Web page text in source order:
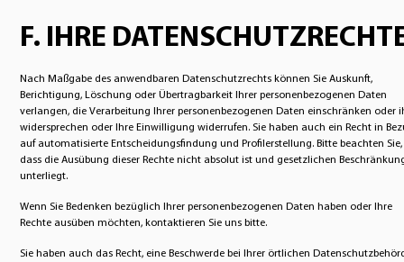
F. IHRE
Nach Maßgabe des anwendbaren Datenschutzrechts können Sie Auskunft,
Berichtigung, Löschung oder Übertragbarkeit Ihrer personenbezogenen Daten
verlangen, die Verarbeitung Ihrer personenbezogenen Daten einschränken oder
widersprechen oder Ihre Einwilligung widerrufen. Sie haben auch ein Recht in
auf automatisierte Entscheidungsfindung und Profilerstellung. Bitte beachten Sie,
dass die Ausübung dieser Rechte nicht absolut ist und gesetzlichen
unterliegt.
Wenn Sie Bedenken bezüglich Ihrer personenbezogenen Daten haben oder Ihre
Rechte ausüben möchten, kontaktieren Sie uns bitte.
Sie haben auch das Recht, eine Beschwerde bei Ihrer örtlichen